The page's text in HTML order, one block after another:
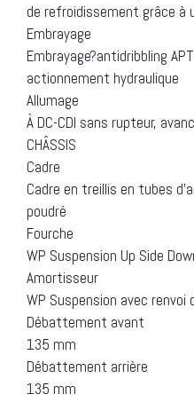
de refroidissement grâce à
Embrayage
Embrayage?antidribbling
actionnement hydraulique
Allumage
À DC-CDI sans rupteur,
CHÂSSIS
Cadre
Cadre en treillis en tubes
poudré
Fourche
WP Suspension Up Side
Amortisseur
WP Suspension avec renvoi
Débattement avant
135 mm
Débattement arrière
135 mm